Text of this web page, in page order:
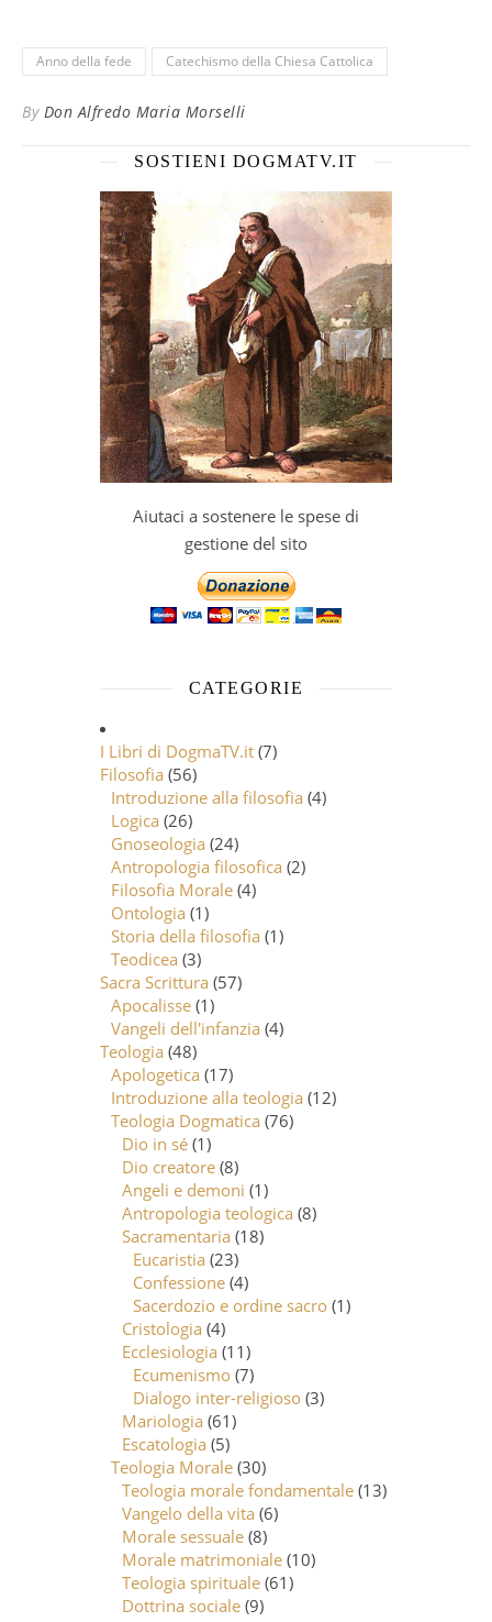
Anno della fede Catechismo della Chiesa Cattolica
By Don Alfredo Maria Morselli
SOSTIENI DOGMATV.IT
Aiutaci a sostenere le spese di
gestione del sito
CATEGORIE
I Libri di DogmaTV.it (7)
Filosofia (56)
Introduzione alla filosofia (4)
Logica (26)
Gnoseologia (24)
Antropologia filosofica (2)
Filosofia Morale (4)
Ontologia (1)
Storia della filosofia (1)
Teodicea (3)
Sacra Scrittura (57)
Apocalisse (1)
Vangeli dell'infanzia (4)
Teologia (48)
Apologetica (17)
Introduzione alla teologia (12)
Teologia Dogmatica (76)
Dio in sé (1)
Dio creatore (8)
Angeli e demoni (1)
Antropologia teologica (8)
Sacramentaria (18)
Eucaristia (23)
Confessione (4)
Sacerdozio e ordine sacro (1)
Cristologia (4)
Ecclesiologia (11)
Ecumenismo (7)
Dialogo inter-religioso (3)
Mariologia (61)
Escatologia (5)
Teologia Morale (30)
Teologia morale fondamentale (13)
Vangelo della vita (6)
Morale sessuale (8)
Morale matrimoniale (10)
Teologia spirituale (61)
Dottrina sociale (9)